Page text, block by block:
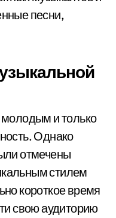
песни,
и только
Однако
отмечены
стилем
короткое время
свою аудиторию